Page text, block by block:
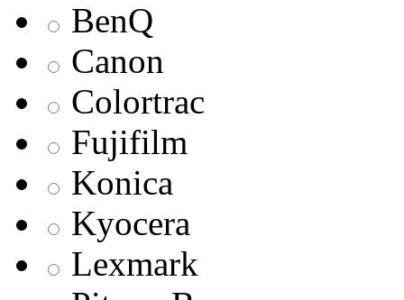
BenQ
Canon
Colortrac
Fujifilm
Konica
Kyocera
Lexmark